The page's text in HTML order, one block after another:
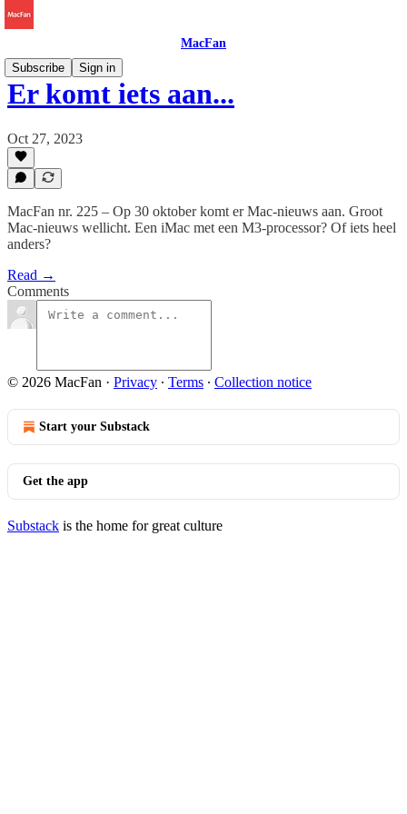
MacFan
Subscribe
Sign in
Er komt iets aan...
Oct 27, 2023
MacFan nr. 225 – Op 30 oktober komt er Mac-nieuws aan. Groot
Mac-nieuws wellicht. Een iMac met een M3-processor? Of iets heel
anders?
Read →
Comments
© 2026 MacFan · Privacy ∙ Terms ∙ Collection notice
Start your Substack
Get the app
Substack is the home for great culture